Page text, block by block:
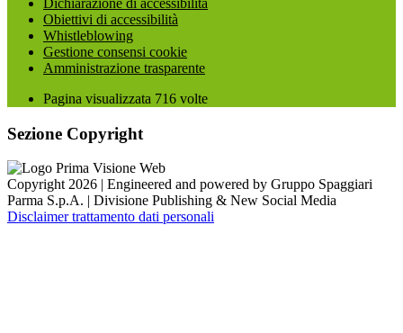
Dichiarazione di accessibilità
Obiettivi di accessibilità
Whistleblowing
Gestione consensi cookie
Amministrazione trasparente
Pagina visualizzata 716 volte
Sezione Copyright
Copyright 2026 | Engineered and powered by Gruppo Spaggiari
Parma S.p.A. | Divisione Publishing & New Social Media
Disclaimer trattamento dati personali